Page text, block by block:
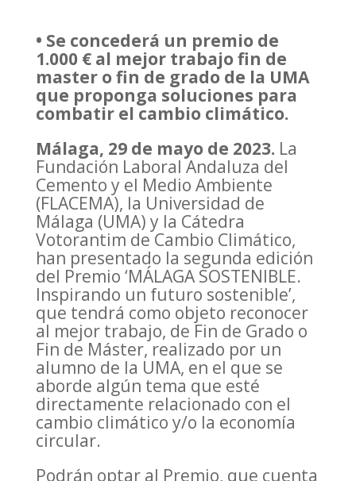
• Se concederá un premio de
1.000 € al mejor trabajo fin de
master o fin de grado de la UMA
que proponga soluciones para
combatir el cambio climático.
Málaga, 29 de mayo de 2023. La
Fundación Laboral Andaluza del
Cemento y el Medio Ambiente
(FLACEMA), la Universidad de
Málaga (UMA) y la Cátedra
Votorantim de Cambio Climático,
han presentado la segunda edición
del Premio ‘MÁLAGA SOSTENIBLE.
Inspirando un futuro sostenible’,
que tendrá como objeto reconocer
al mejor trabajo, de Fin de Grado o
Fin de Máster, realizado por un
alumno de la UMA, en el que se
aborde algún tema que esté
directamente relacionado con el
cambio climático y/o la economía
circular.
Podrán optar al Premio, que cuenta